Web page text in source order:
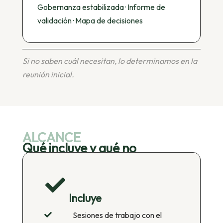
Gobernanza estabilizada · Informe de
validación · Mapa de decisiones
Si no saben cuál necesitan, lo determinamos en la
reunión inicial.
ALCANCE
Qué incluye y qué no

Incluye

Sesiones de trabajo con el